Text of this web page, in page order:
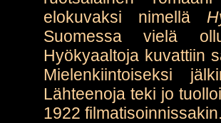
elokuvaksi nimellä
Suomessa vielä
Hyökyaaltoja kuvattiin
Mielenkiintoiseksi
Lähteenoja teki jo
1922